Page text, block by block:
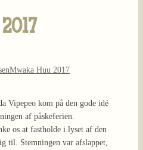
Mwaka Huu 2017
Vipepeo kom på den gode idé
af påskeferien.
os at fastholde i lyset af den
til. Stemningen var afslappet,